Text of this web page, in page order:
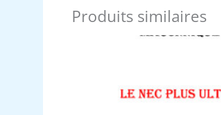
Produits similaires